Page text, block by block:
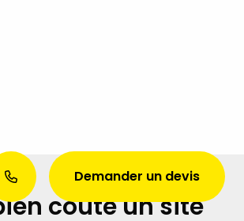
coûte un site
Demander un devis